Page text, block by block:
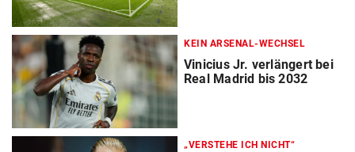
KEIN ARSENAL-WECHSEL
Vinicius Jr. verlängert bei
Real Madrid bis 2032
„VERSTEHE ICH NICHT“